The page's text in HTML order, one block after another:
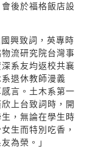
後於福格飯店設
興致詞，英專時
流研究院台灣事
系友均返校共襄
退休教師漫義
言。土木系第一
上台致詞時，開
，無論在學生時
生而特別吃香，
為榮。」